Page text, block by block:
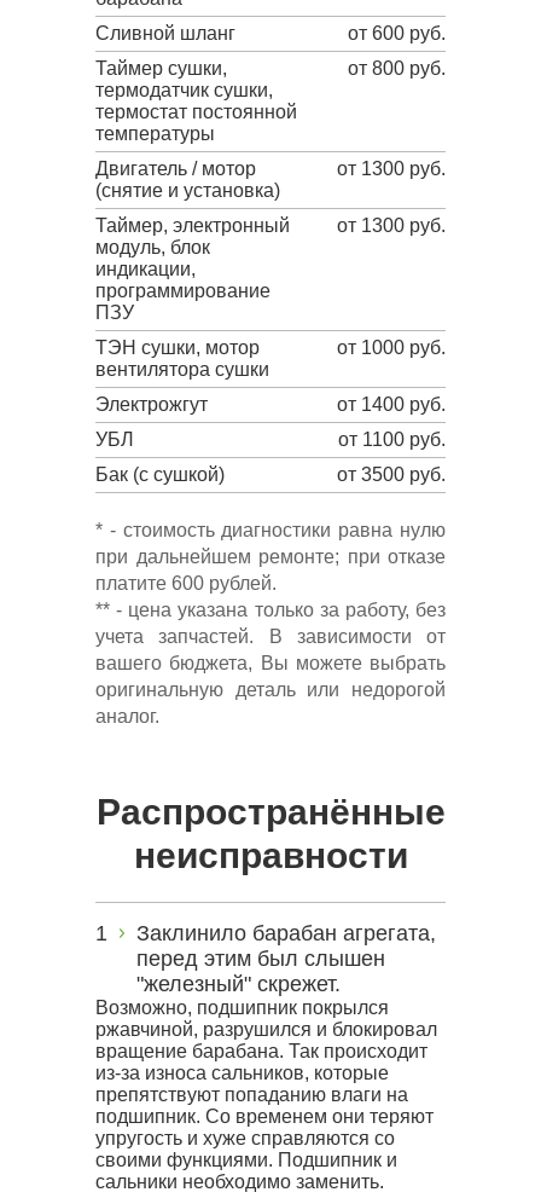
Сливной шланг
от 600 руб.
Таймер сушки,
термодатчик сушки,
термостат постоянной
температуры
от 800 руб.
Двигатель / мотор
(снятие и установка)
от 1300 руб.
Таймер, электронный
модуль, блок
индикации,
программирование
ПЗУ
от 1300 руб.
ТЭН сушки, мотор
вентилятора сушки
от 1000 руб.
Электрожгут
от 1400 руб.
УБЛ
от 1100 руб.
Бак (с сушкой)
от 3500 руб.
* - стоимость диагностики равна нулю
при дальнейшем ремонте; при отказе
платите 600 рублей.
** - цена указана только за работу, без
учета запчастей. В зависимости от
вашего бюджета, Вы можете выбрать
оригинальную деталь или недорогой
аналог.
Распространённые
неисправности
Заклинило барабан агрегата,
перед этим был слышен
"железный" скрежет.
Возможно, подшипник покрылся
ржавчиной, разрушился и блокировал
вращение барабана. Так происходит
из-за износа сальников, которые
препятствуют попаданию влаги на
подшипник. Со временем они теряют
упругость и хуже справляются со
своими функциями. Подшипник и
сальники необходимо заменить.